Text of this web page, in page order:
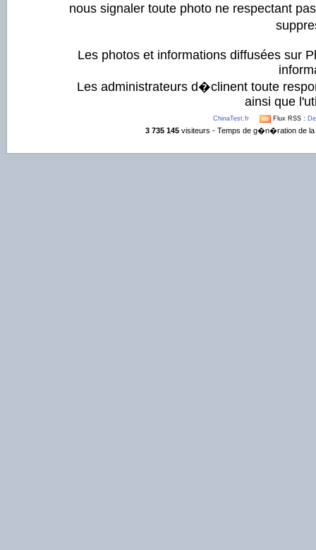
nous signaler toute photo ne respectant
Les photos et informations diffusées sur
Les administrateurs d�clinent toute
ainsi que
ChinaTest.fr Flux RSS :
3 735 145visiteurs - Temps de g�n�ration de